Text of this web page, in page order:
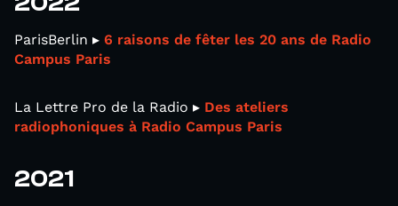
ParisBerlin ▸ 6 raisons de fêter les 20 ans de Radio
Campus Paris
La Lettre Pro de la Radio ▸ Des ateliers
radiophoniques à Radio Campus Paris
2021